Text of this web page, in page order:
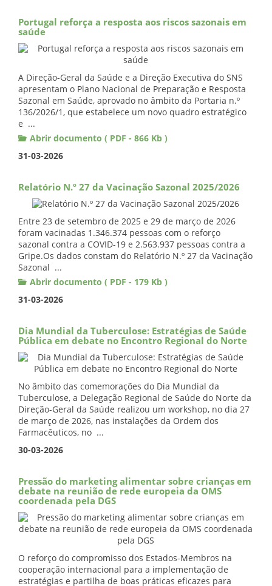
Portugal reforça a resposta aos riscos sazonais em
saúde
A Direção-Geral da Saúde e a Direção Executiva do SNS
apresentam o Plano Nacional de Preparação e Resposta
Sazonal em Saúde, aprovado no âmbito da Portaria n.º
136/2026/1, que estabelece um novo quadro estratégico
e ...
Abrir documento ( PDF - 866 Kb )
31-03-2026
Relatório N.º 27 da Vacinação Sazonal 2025/2026
Entre 23 de setembro de 2025 e 29 de março de 2026
foram vacinadas 1.346.374 pessoas com o reforço
sazonal contra a COVID-19 e 2.563.937 pessoas contra a
Gripe.Os dados constam do Relatório N.º 27 da Vacinação
Sazonal ...
Abrir documento ( PDF - 179 Kb )
31-03-2026
Dia Mundial da Tuberculose: Estratégias de Saúde
Pública em debate no Encontro Regional do Norte
No âmbito das comemorações do Dia Mundial da
Tuberculose, a Delegação Regional de Saúde do Norte da
Direção-Geral da Saúde realizou um workshop, no dia 27
de março de 2026, nas instalações da Ordem dos
Farmacêuticos, no ...
30-03-2026
Pressão do marketing alimentar sobre crianças em
debate na reunião de rede europeia da OMS
coordenada pela DGS
O reforço do compromisso dos Estados-Membros na
cooperação internacional para a implementação de
estratégias e partilha de boas práticas eficazes para